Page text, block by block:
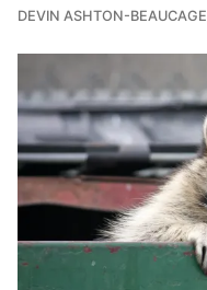
DEVIN ASHTON-BEAUCAGE